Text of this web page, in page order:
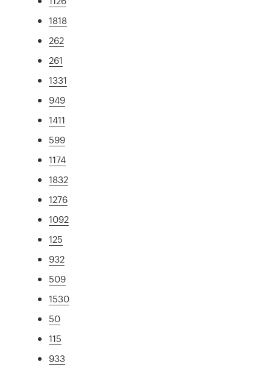
1818
262
261
1331
949
1411
599
1174
1832
1276
1092
125
932
509
1530
50
115
933